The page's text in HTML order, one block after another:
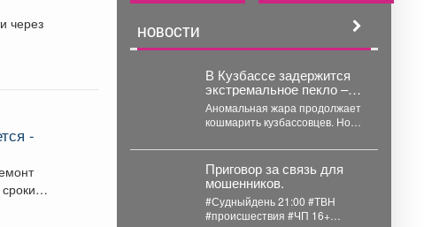
через
-
НОВОСТИ
В Кузбассе задержится
экстремальное пекло –
когда ждать его ухода
Аномальная жара продолжает
кошмарить кузбассовцев. Но
потерпеть. Невыносимое
пекло продлится...
Приговор за связь для
мошенников.
#Судныйдень 21:00 #ТВН
#происшествия #ЧП 16+